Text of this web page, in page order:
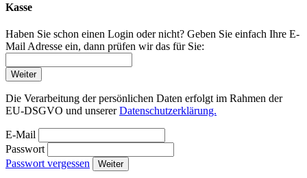
Kasse
Haben Sie schon einen Login oder nicht? Geben Sie einfach Ihre E-
Mail Adresse ein, dann prüfen wir das für Sie:
Weiter
Die Verarbeitung der persönlichen Daten erfolgt im Rahmen der
EU-DSGVO und unsererDatenschutzerklärung.
E-Mail
Passwort
Passwort vergessen
Weiter